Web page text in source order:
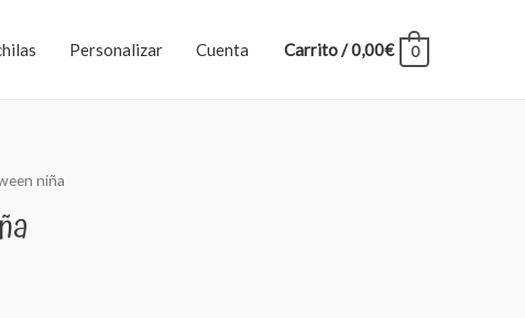
Personalizar Cuenta Carrito/0,00€ 0
niña